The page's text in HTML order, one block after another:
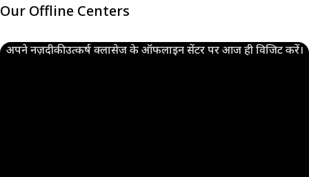
Our Offline Centers
अपने नज़दीकी उत्कर्ष क्लासेज के ऑफलाइन सेंटर पर आज ही विजिट करें।